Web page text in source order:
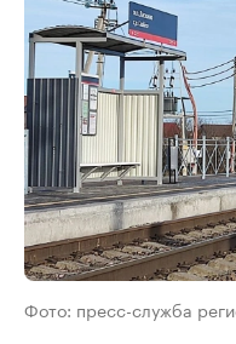
Фото: пресс-служба